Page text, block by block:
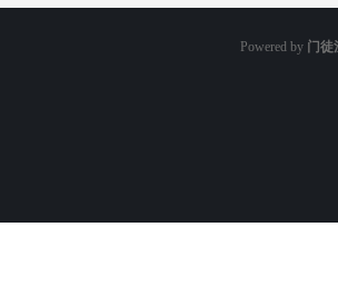
Powered by 门徒